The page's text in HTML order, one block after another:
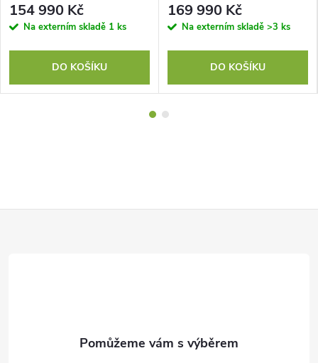
154 990 Kč
Na externím skladě 1 ks
DO KOŠÍKU
169 990 Kč
Na externím skladě >3 ks
DO KOŠÍKU